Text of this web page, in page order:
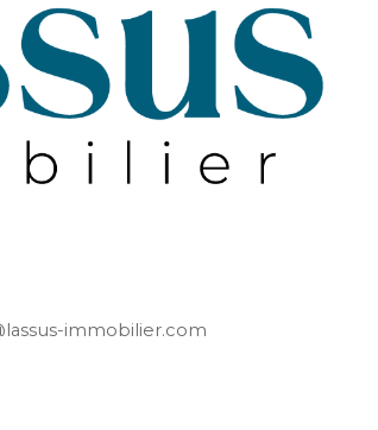
immobilier.com